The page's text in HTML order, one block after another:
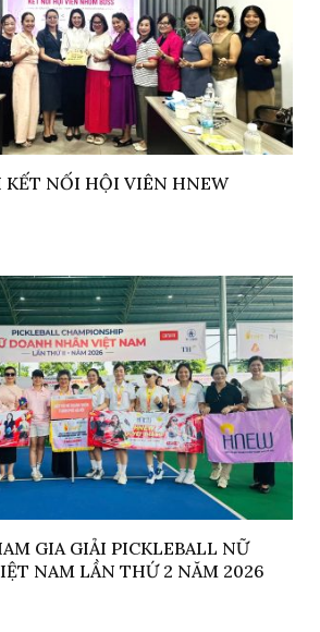
KẾT NỐI HỘI VIÊN HNEW
GIA GIẢI PICKLEBALL NỮ
NAM LẦN THỨ 2 NĂM 2026